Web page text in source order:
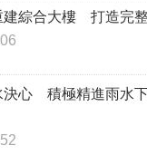
建綜合大樓 打造完
決心 積極精進雨水